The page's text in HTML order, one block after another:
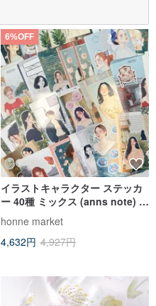
6%OFF
イラストキャラクター ステッカ
ー 40種 ミックス (anns note) ヴ
ィンテージコラージュ
honne market
4,632円 4,927円